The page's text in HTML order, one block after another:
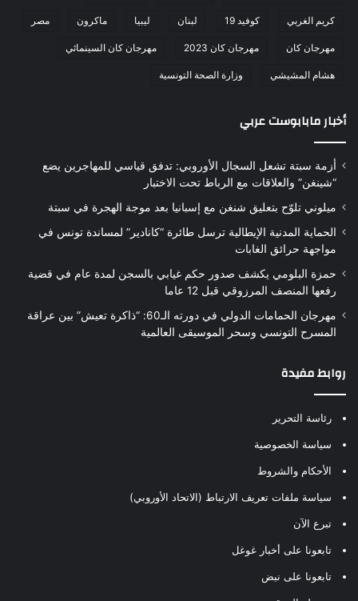
كريم الغربي كوفيد 19 لبنان ليبيا ماكرون مصر
مهرجان كان مهرجان كان 2023 مهرجان كان السينمائي
هشام المشيشي وزارة الصحة التونسية
أخبار مابابوست عربي
أزمة سبتة تشعل السجال الأوروبي: تدفق قياسي للمهاجرين يضع
“شينغن” والعلاقات مع الرباط تحت الاختبار
ميلوني تلوّح بتعليق شنغن مع إسبانيا بعد موجة الهجرة في سبتة
الحماية المدنية الإيطالية ترسل طائرة “كانادير” لمساندة تونس في
مواجهة حرائق الغابات
حمزة البلومي يكشف صدور حكم غيابي بالسجن لمدة عام في قضية
رفعها المنصف المرزوقي قبل 12 عاما
مهرجان الحمامات الدولي في دورته الـ60: “ذاكرة تعيش” بين عراقة
المسرح التونسي وسحر الموسيقى العالمية
روابط مفيدة
رئاسة التحرير
سياسة الخصوصية
الأحكام والشروط
سياسة ملفات تعريف الارتباط (الاتحاد الأوروبي)
تبرع الآن
تابعونا على أخبار غوغل
تابعونا على نبض